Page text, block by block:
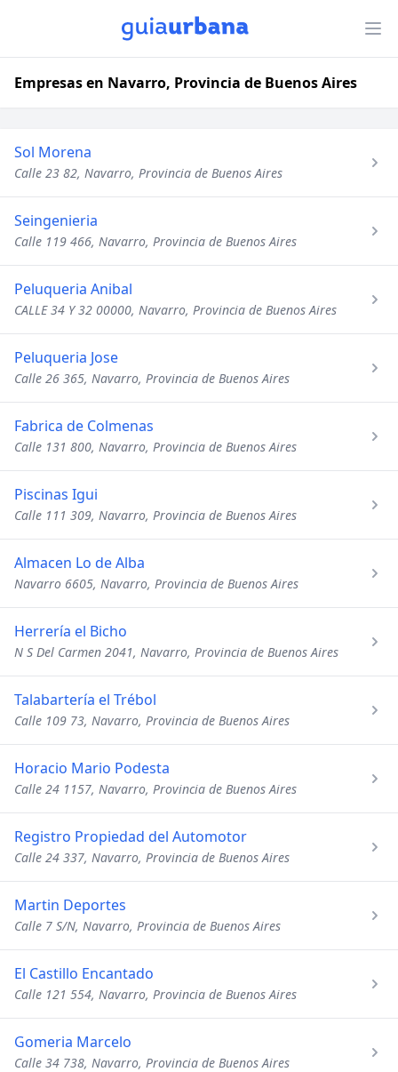
Empresas en Navarro, Provincia de Buenos Aires
Sol Morena
Calle 23 82, Navarro, Provincia de Buenos Aires
Seingenieria
Calle 119 466, Navarro, Provincia de Buenos Aires
Peluqueria Anibal
CALLE 34 Y 32 00000, Navarro, Provincia de Buenos Aires
Peluqueria Jose
Calle 26 365, Navarro, Provincia de Buenos Aires
Fabrica de Colmenas
Calle 131 800, Navarro, Provincia de Buenos Aires
Piscinas Igui
Calle 111 309, Navarro, Provincia de Buenos Aires
Almacen Lo de Alba
Navarro 6605, Navarro, Provincia de Buenos Aires
Herrería el Bicho
N S Del Carmen 2041, Navarro, Provincia de Buenos Aires
Talabartería el Trébol
Calle 109 73, Navarro, Provincia de Buenos Aires
Horacio Mario Podesta
Calle 24 1157, Navarro, Provincia de Buenos Aires
Registro Propiedad del Automotor
Calle 24 337, Navarro, Provincia de Buenos Aires
Martin Deportes
Calle 7 S/N, Navarro, Provincia de Buenos Aires
El Castillo Encantado
Calle 121 554, Navarro, Provincia de Buenos Aires
Gomeria Marcelo
Calle 34 738, Navarro, Provincia de Buenos Aires